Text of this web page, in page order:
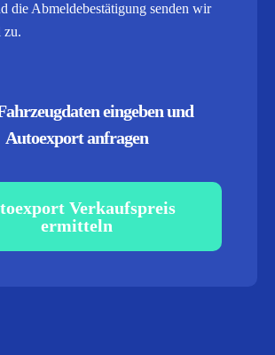
die Abmeldebestätigung senden wir
zu.
eingeben und
Autoexport anfragen
Verkaufspreis
ermitteln